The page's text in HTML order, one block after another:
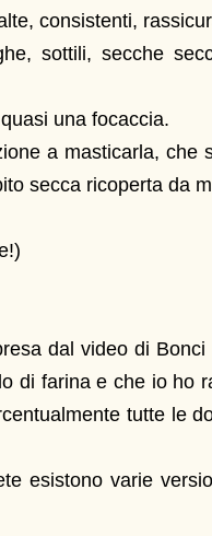
consistenti,
sottili, secche
una focaccia.
a masticarla, che
secca ricoperta da
dal video di
di farina e che io ho
tutte le
esistono varie